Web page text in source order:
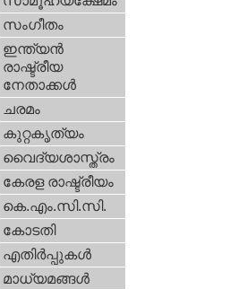
സംഗീതം
ഇന്ത്യന്‍
രാഷ്ട്രീയ
നേതാക്കള്‍
ചരമം
കുറ്റകൃത്യം
വൈദ്യശാസ്ത്രം
കേരള രാഷ്ട്രീയം
കെ.എം.സി.സി.
കോടതി
എതിര്‍പ്പുകള്‍
മാധ്യമങ്ങള്‍